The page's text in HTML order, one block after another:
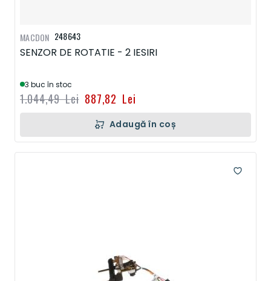
248643
SENZOR DE ROTATIE - 2 IESIRI
3 buc în stoc
887,82 Lei
1.044,49 Lei
MACDON
Adaugă în coș